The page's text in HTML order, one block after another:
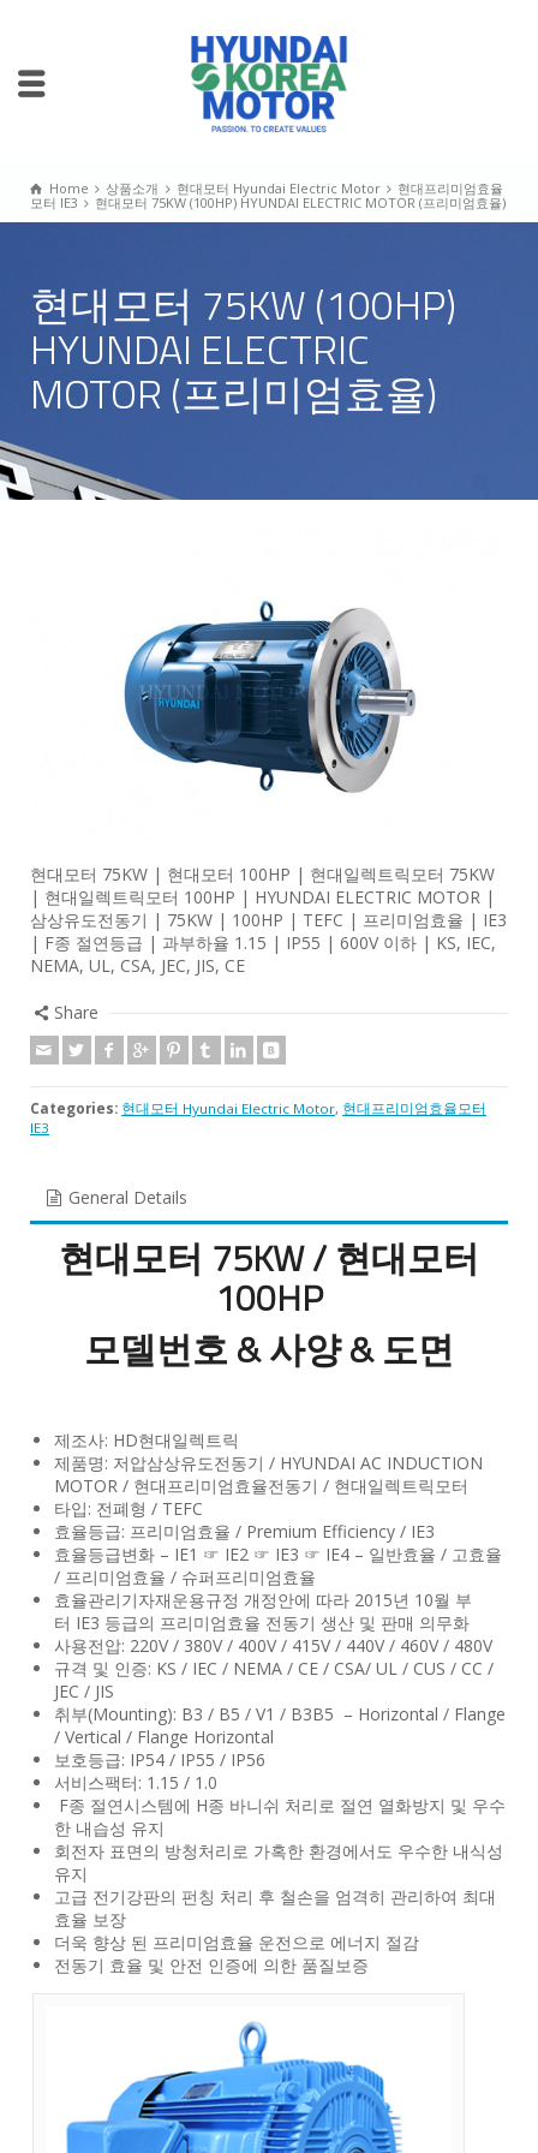
Home 상품소개 현대모터 Hyundai Electric Motor
현대프리미엄효율
모터 IE3
현대모터 75KW (100HP) HYUNDAI ELECTRIC MOTOR (프리미엄효율)
현대모터 75KW (100HP)
HYUNDAI ELECTRIC
MOTOR (프리미엄효율)
현대모터 75KW | 현대모터 100HP | 현대일렉트릭모터 75KW
| 현대일렉트릭모터 100HP | HYUNDAI ELECTRIC MOTOR |
삼상유도전동기 | 75KW | 100HP | TEFC | 프리미엄효율 | IE3
| F종 절연등급 | 과부하율 1.15 | IP55 | 600V 이하 | KS, IEC,
NEMA, UL, CSA, JEC, JIS, CE
Share
Categories: 현대모터 Hyundai Electric Motor, 현대프리미엄효율모터
IE3
General Details
현대모터 75KW / 현대모터
100HP
모델번호 & 사양 & 도면
제조사: HD현대일렉트릭
제품명: 저압삼상유도전동기 / HYUNDAI AC INDUCTION
MOTOR / 현대프리미엄효율전동기 / 현대일렉트릭모터
타입: 전폐형 / TEFC
효율등급: 프리미엄효율 / Premium Efficiency / IE3
효율등급변화 – IE1 ☞ IE2 ☞ IE3 ☞ IE4 – 일반효율 / 고효율
/ 프리미엄효율 / 슈퍼프리미엄효율
효율관리기자재운용규정 개정안에 따라 2015년 10월 부
터 IE3 등급의 프리미엄효율 전동기 생산 및 판매 의무화
사용전압: 220V / 380V / 400V / 415V / 440V / 460V / 480V
규격 및 인증: KS / IEC / NEMA / CE / CSA/ UL / CUS / CC /
JEC / JIS
취부(Mounting): B3 / B5 / V1 / B3B5 – Horizontal / Flange
/ Vertical / Flange Horizontal
보호등급: IP54 / IP55 / IP56
서비스팩터: 1.15 / 1.0
F종 절연시스템에 H종 바니쉬 처리로 절연 열화방지 및 우수
한 내습성 유지
회전자 표면의 방청처리로 가혹한 환경에서도 우수한 내식성
유지
고급 전기강판의 펀칭 처리 후 철손을 엄격히 관리하여 최대
효율 보장
더욱 향상 된 프리미엄효율 운전으로 에너지 절감
전동기 효율 및 안전 인증에 의한 품질보증